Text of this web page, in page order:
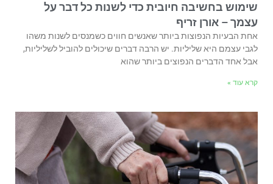
שימוש בחשיבה חיובית כדי לשנות כל דבר על
עצמך – אורן זריף
אחת הבעיות הנפוצות ביותר שאנשים חווים כשמנסים לשנות משהו
לגבי עצמם היא שליליות. יש הרבה דברים שיכולים להוביל לשליליות,
אבל אחד הדברים הנפוצים ביותר שהוא
קרא עוד »